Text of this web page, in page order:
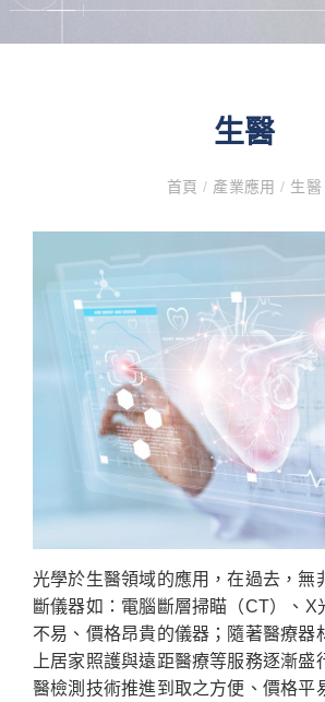
生醫
首頁/ 產業應用/ 生醫
光學於生醫領域的應用，在過去，無
斷儀器如：電腦斷層掃瞄（CT）、X
不易、價格昂貴的儀器；隨著醫療器
上居家照護與遠距醫療等服務逐漸盛
醫檢測技術推進到取之方便、價格平